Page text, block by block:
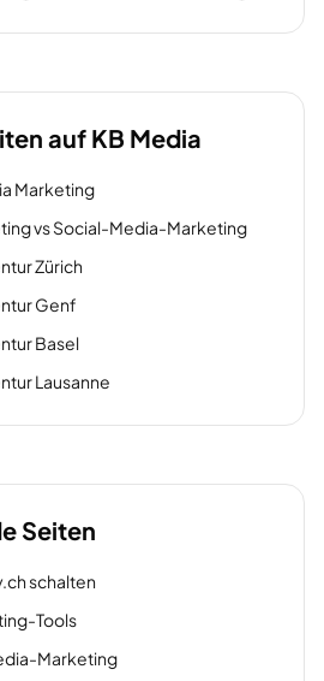
auf KB Media
Marketing
vs Social-Media-Marketing
Zürich
Genf
Basel
Lausanne
Seiten
schalten
Tools
Marketing